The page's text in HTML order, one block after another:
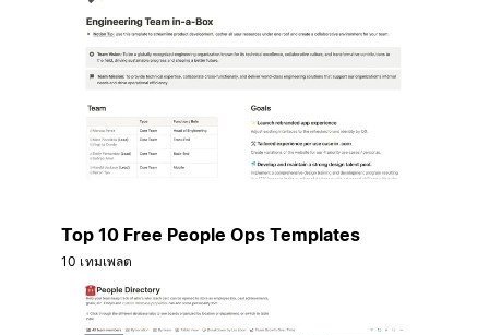
Top 10 Free People Ops Templates
10 เทมเพลต